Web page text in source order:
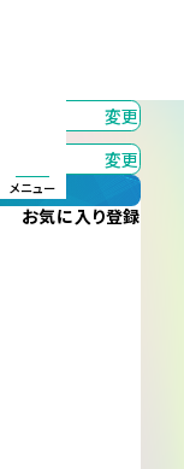
メニュー
変更
変更
お気に入り登録